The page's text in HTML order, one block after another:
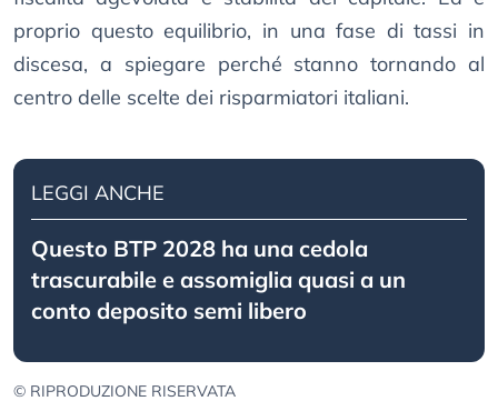
proprio questo equilibrio, in una fase di tassi in
discesa, a spiegare perché stanno tornando al
centro delle scelte dei risparmiatori italiani.
LEGGI ANCHE
Questo BTP 2028 ha una cedola
trascurabile e assomiglia quasi a un
conto deposito semi libero
© RIPRODUZIONE RISERVATA